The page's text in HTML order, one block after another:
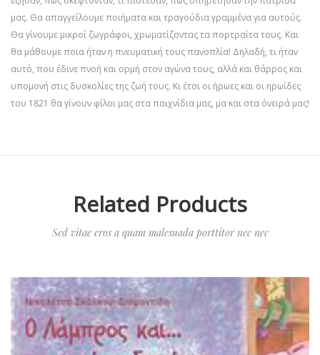
μας. Θα απαγγείλουμε ποιήματα και τραγούδια γραμμένα για αυτούς.
Θα γίνουμε μικροί ζωγράφοι, χρωματίζοντας τα πορτραίτα τους. Και
θα μάθουμε ποια ήταν η πνευματική τους πανοπλία! Δηλαδή, τι ήταν
αυτό, που έδινε πνοή και ορμή στον αγώνα τους, αλλά και θάρρος και
υπομονή στις δυσκολίες της ζωή τους. Κι έτσι οι ήρωες και οι ηρωίδες
του 1821 θα γίνουν φίλοι μας στα παιχνίδια μας, μα και στα όνειρά μας!
Related Products
Sed vitae eros a quam malesuada porttitor nec nec